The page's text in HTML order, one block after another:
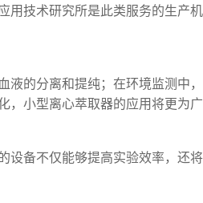
用技术研究所是此类服务的生产
液的分离和提纯；在环境监测中
小型离心萃取器的应用将更为广
设备不仅能够提高实验效率，还